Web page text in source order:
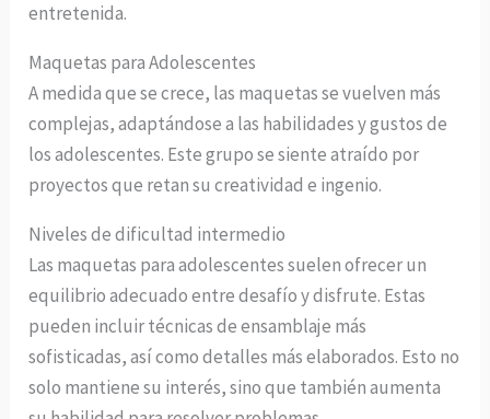
entretenida.
Maquetas para Adolescentes
A medida que se crece, las maquetas se vuelven más
complejas, adaptándose a las habilidades y gustos de
los adolescentes. Este grupo se siente atraído por
proyectos que retan su creatividad e ingenio.
Niveles de dificultad intermedio
Las maquetas para adolescentes suelen ofrecer un
equilibrio adecuado entre desafío y disfrute. Estas
pueden incluir técnicas de ensamblaje más
sofisticadas, así como detalles más elaborados. Esto no
solo mantiene su interés, sino que también aumenta